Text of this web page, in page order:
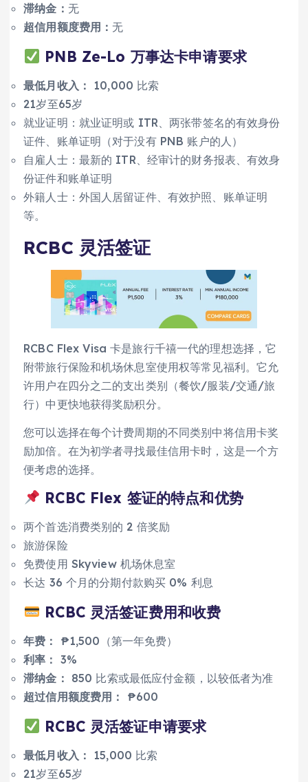
滞纳金： 无
超信用额度费用： 无
PNB Ze-Lo 万事达卡申请要求
最低月收入：
10,000 比索
21岁至65岁
就业证明：就业证明或 ITR、两张带签名的有效身份
证件、账单证明（对于没有 PNB 账户的人）
自雇人士：最新的 ITR、经审计的财务报表、有效身
份证件和账单证明
外籍人士：外国人居留证件、有效护照、账单证明
等。
RCBC 灵活签证
RCBC Flex Visa 卡是旅行千禧一代的理想选择，它
附带旅行保险和机场休息室使用权等常见福利。它允
许用户在四分之二的支出类别（餐饮/服装/交通/旅
行）中更快地获得奖励积分。
您可以选择在每个计费周期的不同类别中将信用卡奖
励加倍。在为初学者寻找最佳信用卡时，这是一个方
便考虑的选择。
RCBC Flex 签证的特点和优势
两个首选消费类别的 2 倍奖励
旅游保险
免费使用 Skyview 机场休息室
长达 36 个月的分期付款购买 0% 利息
RCBC 灵活签证费用和收费
年费：
₱1,500（第一年免费）
利率： 3%
滞纳金： 850 比索或最低应付金额，以较低者为准
超过信用额度费用：
₱600
RCBC 灵活签证申请要求
最低月收入：
15,000 比索
21岁至65岁